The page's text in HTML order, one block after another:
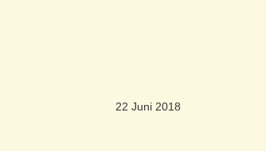
22 Juni 2018